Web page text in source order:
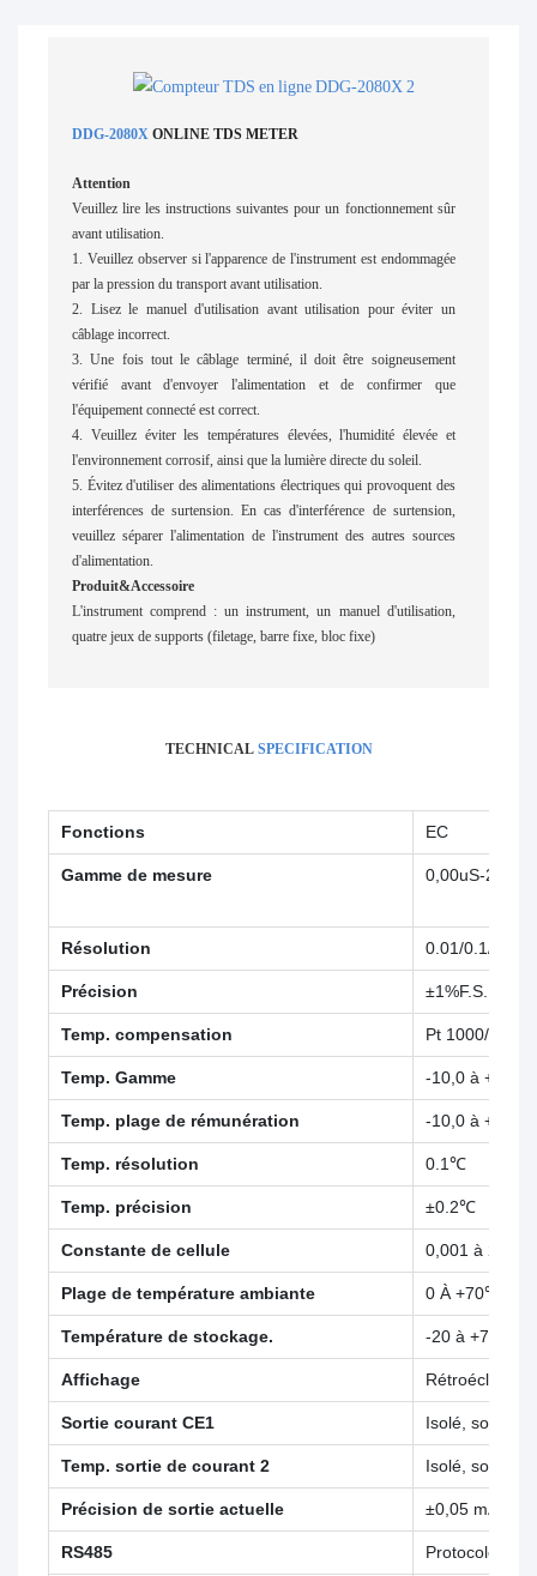
DDG-2080XONLINE TDS METER
Attention
Veuillez lire les instructions suivantes pour un fonctionnement sûr
avant utilisation.
1. Veuillez observer si l'apparence de l'instrument est endommagée
par la pression du transport avant utilisation.
2. Lisez le manuel d'utilisation avant utilisation pour éviter un
câblage incorrect.
3. Une fois tout le câblage terminé, il doit être soigneusement
vérifié avant d'envoyer l'alimentation et de confirmer que
l'équipement connecté est correct.
4. Veuillez éviter les températures élevées, l'humidité élevée et
l'environnement corrosif, ainsi que la lumière directe du soleil.
5. Évitez d'utiliser des alimentations électriques qui provoquent des
interférences de surtension. En cas d'interférence de surtension,
veuillez séparer l'alimentation de l'instrument des autres sources
d'alimentation.
Produit&Accessoire
L'instrument comprend : un instrument, un manuel d'utilisation,
quatre jeux de supports (filetage, barre fixe, bloc fixe)
TECHNICAL SPECIFICATION
Fonctions EC
Gamme de mesure 0,00uS-
Résolution 0.01/0.1/1
Précision ±1%F.S.
Temp. compensation Pt 1000/
Temp. Gamme -10,0 à
Temp. plage de rémunération -10,0 à
Temp. résolution 0.1℃
Temp. précision ±0.2℃
Constante de cellule 0,001 à
Plage de température ambiante 0 À +70℃
Température de stockage. -20 à +70℃
Affichage
Sortie courant CE1 Isolé, sortie 4
Temp. sortie de courant 2 Isolé, sortie 4
Précision de sortie actuelle ±0,05 mA
RS485 Protocole